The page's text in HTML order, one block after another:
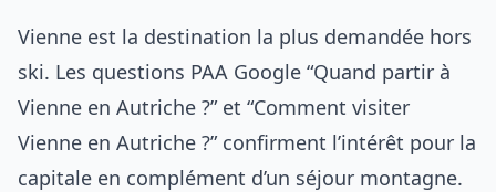
Vienne est la destination la plus demandée hors
ski. Les questions PAA Google “Quand partir à
Vienne en Autriche ?” et “Comment visiter
Vienne en Autriche ?” confirment l’intérêt pour la
capitale en complément d’un séjour montagne.